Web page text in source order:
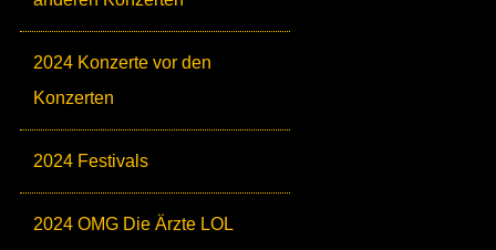
2024 Konzerte vor den
Konzerten
2024 Festivals
2024 OMG Die Ärzte LOL